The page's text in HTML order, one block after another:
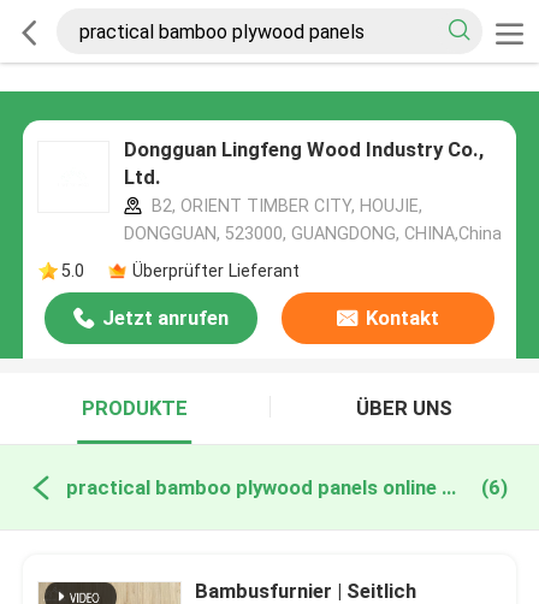
Dongguan Lingfeng Wood Industry Co.,
Ltd.
B2, ORIENT TIMBER CITY, HOUJIE,
DONGGUAN, 523000, GUANGDONG, CHINA,China
5.0
Überprüfter Lieferant
Jetzt anrufen Kontakt
PRODUKTE ÜBER UNS
practical bamboo plywood panels online manufacture (6)
Bambusfurnier | Seitlich